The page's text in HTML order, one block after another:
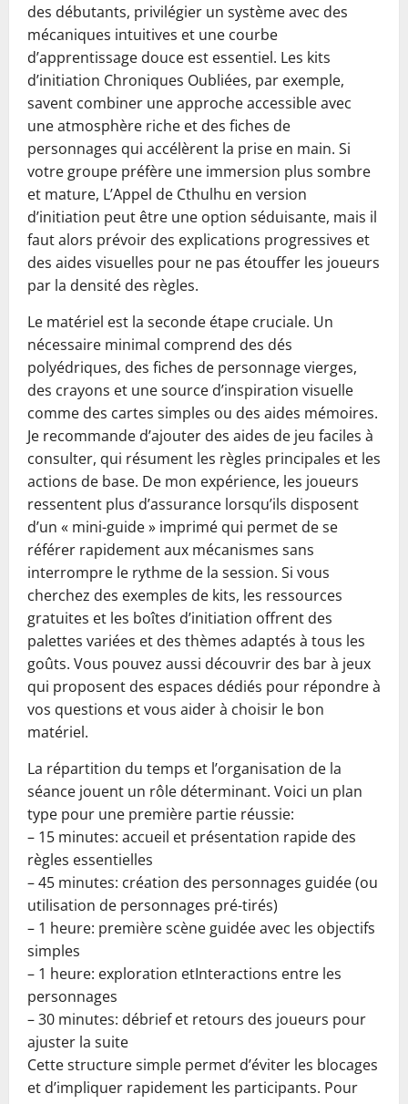
des débutants, privilégier un système avec des
mécaniques intuitives et une courbe
d’apprentissage douce est essentiel. Les kits
d’initiation Chroniques Oubliées, par exemple,
savent combiner une approche accessible avec
une atmosphère riche et des fiches de
personnages qui accélèrent la prise en main. Si
votre groupe préfère une immersion plus sombre
et mature, L’Appel de Cthulhu en version
d’initiation peut être une option séduisante, mais il
faut alors prévoir des explications progressives et
des aides visuelles pour ne pas étouffer les joueurs
par la densité des règles.
Le matériel est la seconde étape cruciale. Un
nécessaire minimal comprend des dés
polyédriques, des fiches de personnage vierges,
des crayons et une source d’inspiration visuelle
comme des cartes simples ou des aides mémoires.
Je recommande d’ajouter des aides de jeu faciles à
consulter, qui résument les règles principales et les
actions de base. De mon expérience, les joueurs
ressentent plus d’assurance lorsqu’ils disposent
d’un « mini-guide » imprimé qui permet de se
référer rapidement aux mécanismes sans
interrompre le rythme de la session. Si vous
cherchez des exemples de kits, les ressources
gratuites et les boîtes d’initiation offrent des
palettes variées et des thèmes adaptés à tous les
goûts. Vous pouvez aussi découvrir des bar à jeux
qui proposent des espaces dédiés pour répondre à
vos questions et vous aider à choisir le bon
matériel.
La répartition du temps et l’organisation de la
séance jouent un rôle déterminant. Voici un plan
type pour une première partie réussie:
– 15 minutes: accueil et présentation rapide des
règles essentielles
– 45 minutes: création des personnages guidée (ou
utilisation de personnages pré-tirés)
– 1 heure: première scène guidée avec les objectifs
simples
– 1 heure: exploration etInteractions entre les
personnages
– 30 minutes: débrief et retours des joueurs pour
ajuster la suite
Cette structure simple permet d’éviter les blocages
et d’impliquer rapidement les participants. Pour